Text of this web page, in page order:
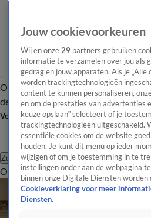
OverzichtAfleveringen Entertainment
de redactieNieuwsbrief
Volg Shownieuws
Zoeken
OverzichtEntertainment
Jouw cookievoorkeuren
Wij en onze 29 partners gebruiken
informatie te verzamelen over jou als
gedrag en jouw apparaten. Als je „Alle
worden trackingtechnologieën
content te kunnen personaliseren,
en om de prestaties van advertenties
keuze opslaan” selecteert of je
trackingtechnologieën uitgeschakeld.
essentiële cookies om de website
houden. Je kunt dit menu op ieder
wijzigen of om je toestemming in te
instellingen onder aan de webpagina
binnen onze Digitale Diensten worden
Cookieverklaring voor meer
Diensten.